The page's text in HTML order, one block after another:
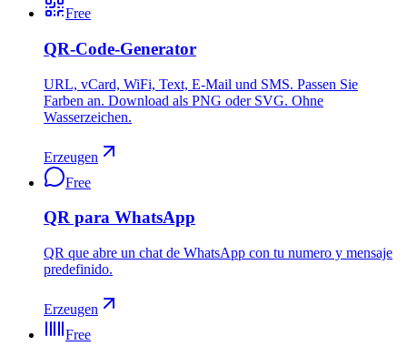
Free
QR-Code-Generator
URL, vCard, WiFi, Text, E-Mail und SMS. Passen Sie
Farben an. Download als PNG oder SVG. Ohne
Wasserzeichen.
Erzeugen
Free
QR para WhatsApp
QR que abre un chat de WhatsApp con tu numero y mensaje
predefinido.
Erzeugen
Free